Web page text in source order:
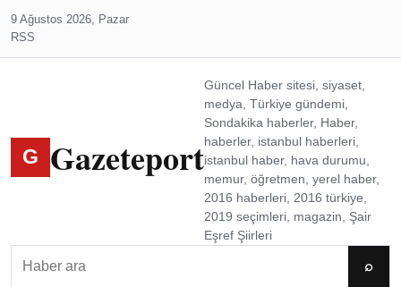
9 Ağustos 2026, Pazar
RSS
G Gazeteport
Güncel Haber sitesi, siyaset,
medya, Türkiye gündemi,
Sondakika haberler, Haber,
haberler, istanbul haberleri,
istanbul haber, hava durumu,
memur, öğretmen, yerel haber,
2016 haberleri, 2016 türkiye,
2019 seçimleri, magazin, Şair
Eşref Şiirleri
⌕